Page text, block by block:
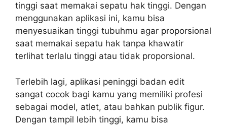
tinggi saat memakai sepatu hak tinggi. Dengan
menggunakan aplikasi ini, kamu bisa
menyesuaikan tinggi tubuhmu agar proporsional
saat memakai sepatu hak tanpa khawatir
terlihat terlalu tinggi atau tidak proporsional.
Terlebih lagi, aplikasi peninggi badan edit
sangat cocok bagi kamu yang memiliki profesi
sebagai model, atlet, atau bahkan publik figur.
Dengan tampil lebih tinggi, kamu bisa